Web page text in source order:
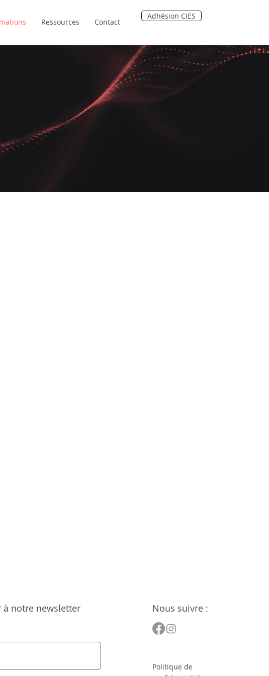
Ressources Contact
Adhésion CIES
à notre newsletter Nous suivre :
Politique de